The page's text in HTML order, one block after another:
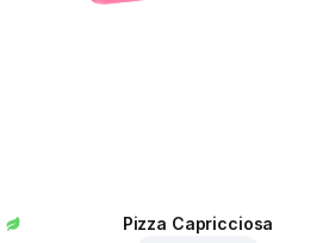
Pizza Capricciosa